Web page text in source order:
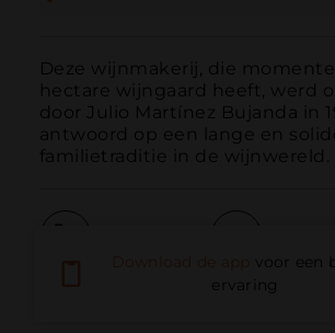
Deze wijnmakerij, die
hectare wijngaard heeft, werd
door Julio Martínez Bujanda in
antwoord op een lange en
familietraditie in de wijnwereld.
E-mail
voor een
ervaring